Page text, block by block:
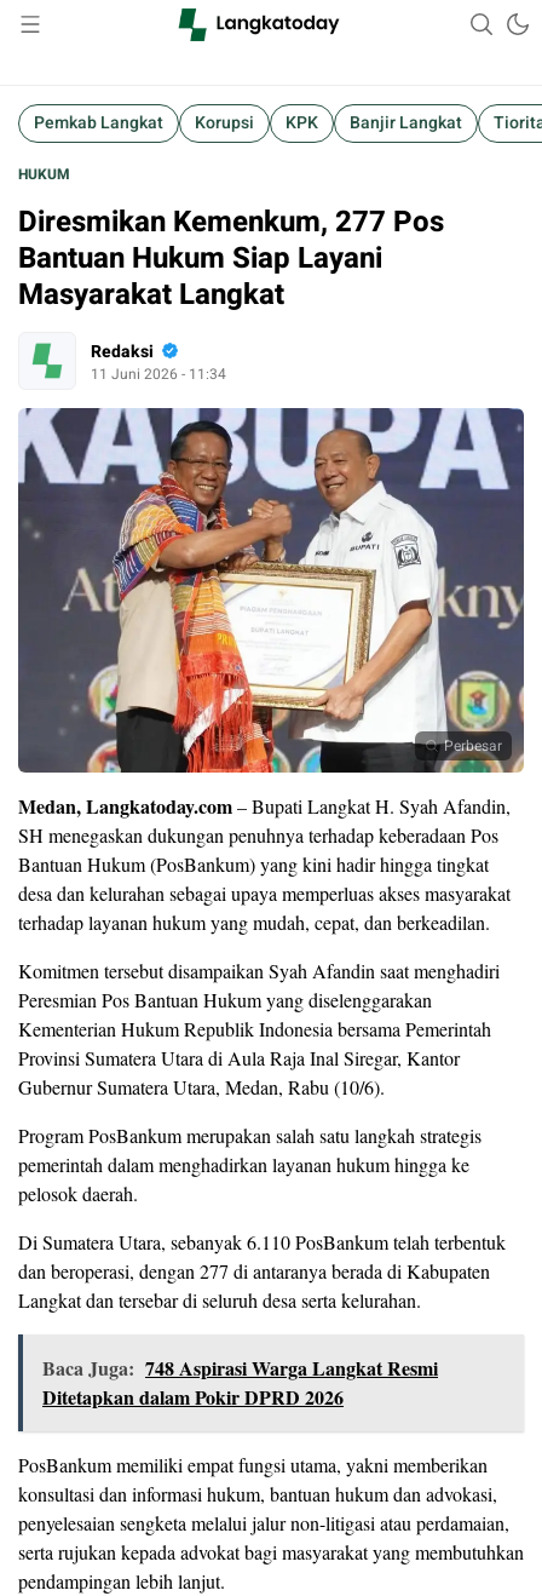
Langkatoday.com
Suara Lokal, Informasi Global
Pemkab Langkat Korupsi KPK Banjir Langkat
HUKUM
Diresmikan Kemenkum, 277 Pos
Bantuan Hukum Siap Layani
Masyarakat Langkat
Redaksi
11 Juni 2026 - 11:34
Perbesar
Medan, Langkatoday.com– Bupati Langkat H. Syah Afandin,
SH menegaskan dukungan penuhnya terhadap keberadaan Pos
Bantuan Hukum (PosBankum) yang kini hadir hingga tingkat
desa dan kelurahan sebagai upaya memperluas akses masyarakat
terhadap layanan hukum yang mudah, cepat, dan berkeadilan.
Komitmen tersebut disampaikan Syah Afandin saat menghadiri
Peresmian Pos Bantuan Hukum yang diselenggarakan
Kementerian Hukum Republik Indonesia bersama Pemerintah
Provinsi Sumatera Utara di Aula Raja Inal Siregar, Kantor
Gubernur Sumatera Utara, Medan, Rabu (10/6).
Program PosBankum merupakan salah satu langkah strategis
pemerintah dalam menghadirkan layanan hukum hingga ke
pelosok daerah.
Di Sumatera Utara, sebanyak 6.110 PosBankum telah terbentuk
dan beroperasi, dengan 277 di antaranya berada di Kabupaten
Langkat dan tersebar di seluruh desa serta kelurahan.
Baca Juga: 748 Aspirasi Warga Langkat Resmi
Ditetapkan dalam Pokir DPRD 2026
PosBankum memiliki empat fungsi utama, yakni memberikan
konsultasi dan informasi hukum, bantuan hukum dan advokasi,
penyelesaian sengketa melalui jalur non-litigasi atau perdamaian,
serta rujukan kepada advokat bagi masyarakat yang membutuhkan
pendampingan lebih lanjut.